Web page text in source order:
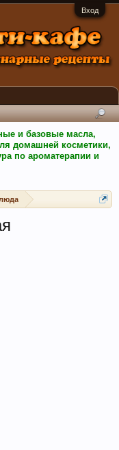
Вход
и базовые масла,
домашней косметики,
по ароматерапии и